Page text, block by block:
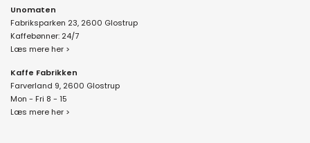
Unomaten
Fabriksparken 23, 2600 Glostrup
Kaffebønner: 24/7
Læs mere her >
Kaffe Fabrikken
Farverland 9, 2600 Glostrup
Mon - Fri 8 - 15
Læs mere her >